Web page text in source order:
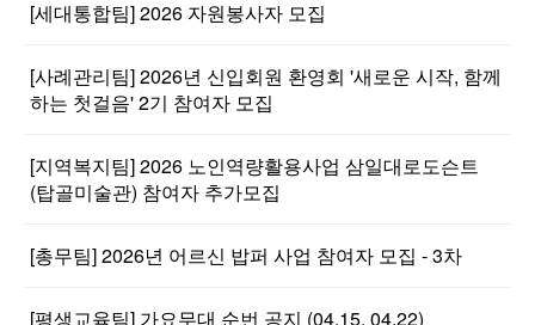
[세대통합팀] 2026 자원봉사자 모집
[사례관리팀] 2026년 신입회원 환영회 '새로운 시작, 함께
하는 첫걸음' 2기 참여자 모집
[지역복지팀] 2026 노인역량활용사업 삼일대로도슨트
(탑골미술관) 참여자 추가모집
[총무팀] 2026년 어르신 밥퍼 사업 참여자 모집 - 3차
[평생교육팀] 가요무대 순번 공지 (04.15, 04.22)